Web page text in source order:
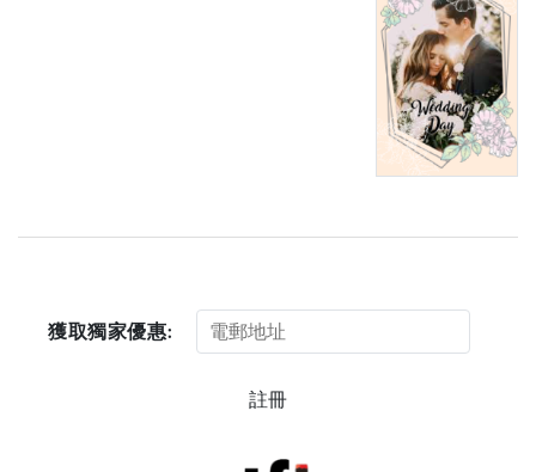
獲取獨家優惠:
註冊